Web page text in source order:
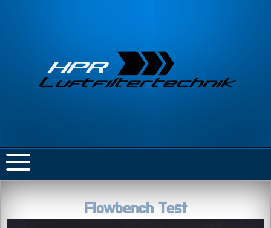
Flowbench Test